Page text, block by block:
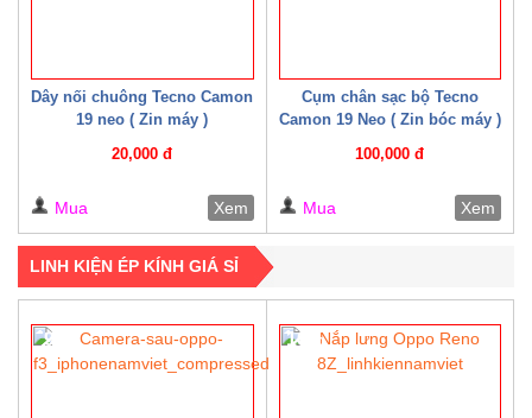
Dây nối chuông Tecno Camon
19 neo ( Zin máy )
20,000 đ
Mua Xem
Cụm chân sạc bộ Tecno
Camon 19 Neo ( Zin bóc máy )
100,000 đ
Mua Xem
LINH KIỆN ÉP KÍNH GIÁ SỈ
9% 10%